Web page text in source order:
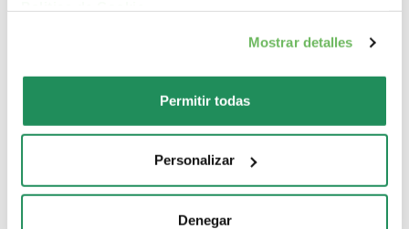
Mostrar detalles
Permitir todas
Personalizar
Denegar
Cual es su favorito?
Descubre nuestros mejores productos para tu
mascota